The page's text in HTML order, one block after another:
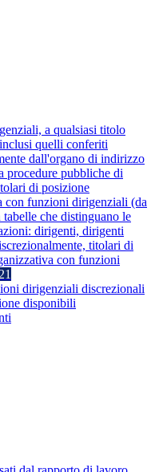
a qualsiasi titolo
quelli conferiti
dall'organo di indirizzo
procedure pubbliche di
di posizione
con funzioni dirigenziali (da
che distinguano le
dirigenti, dirigenti
titolari di
con funzioni
21
dirigenziali discrezionali
disponibili